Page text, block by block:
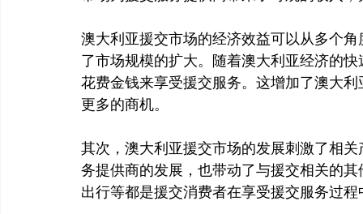
澳大利亚援交市场的经济效益可以从多个
了市场规模的扩大。随着澳大利亚经济的
花费金钱来享受援交服务。这增加了澳大
更多的商机。
其次，澳大利亚援交市场的发展刺激了相
务提供商的发展，也带动了与援交相关的
出行等都是援交消费者在享受援交服务过